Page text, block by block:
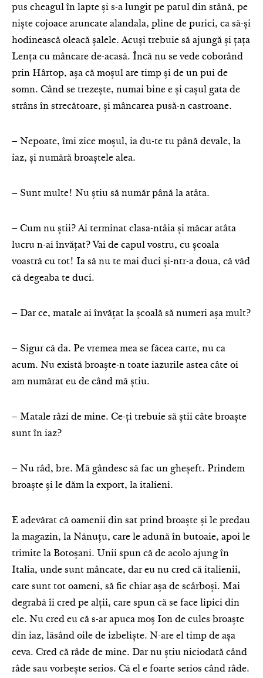
pus cheagul în lapte și s-a lungit pe patul din stână, pe
niște cojoace aruncate alandala, pline de purici, ca să-și
hodinească oleacă șalele. Acuși trebuie să ajungă și țața
Lența cu mâncare de-acasă. Încă nu se vede coborând
prin Hârtop, așa că moșul are timp și de un pui de
somn. Când se trezește, numai bine e și cașul gata de
strâns în strecătoare, și mâncarea pusă-n castroane.
– Nepoate, îmi zice moșul, ia du-te tu până devale, la
iaz, și numără broaștele alea.
– Sunt multe! Nu știu să număr până la atâta.
– Cum nu știi? Ai terminat clasa-ntâia și măcar atâta
lucru n-ai învățat? Vai de capul vostru, cu școala
voastră cu tot! Ia să nu te mai duci și-ntr-a doua, că văd
că degeaba te duci.
– Dar ce, matale ai învățat la școală să numeri așa mult?
– Sigur că da. Pe vremea mea se făcea carte, nu ca
acum. Nu există broaște-n toate iazurile astea câte oi
am numărat eu de când mă știu.
– Matale râzi de mine. Ce-ți trebuie să știi câte broaște
sunt în iaz?
– Nu râd, bre. Mă gândesc să fac un gheșeft. Prindem
broaște și le dăm la export, la italieni.
E adevărat că oamenii din sat prind broaște și le predau
la magazin, la Nănuțu, care le adună în butoaie, apoi le
trimite la Botoșani. Unii spun că de acolo ajung în
Italia, unde sunt mâncate, dar eu nu cred că italienii,
care sunt tot oameni, să fie chiar așa de scârboși. Mai
degrabă îi cred pe alții, care spun că se face lipici din
ele. Nu cred eu că s-ar apuca moș Ion de cules broaște
din iaz, lăsând oile de izbeliște. N-are el timp de așa
ceva. Cred că râde de mine. Dar nu știu niciodată când
râde sau vorbește serios. Că el e foarte serios când râde.